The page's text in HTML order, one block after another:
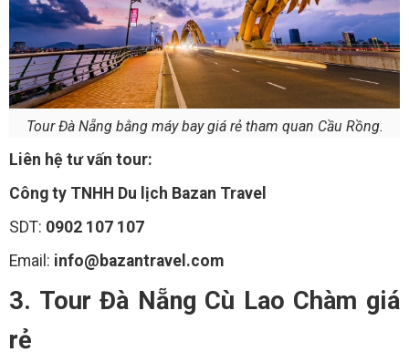
Tour Đà Nẵng bằng máy bay giá rẻ tham quan Cầu Rồng.
Liên hệ tư vấn tour:
Công ty TNHH Du lịch Bazan Travel
SDT: 0902 107 107
Email: info@bazantravel.com
3. Tour Đà Nẵng Cù Lao Chàm giá
rẻ